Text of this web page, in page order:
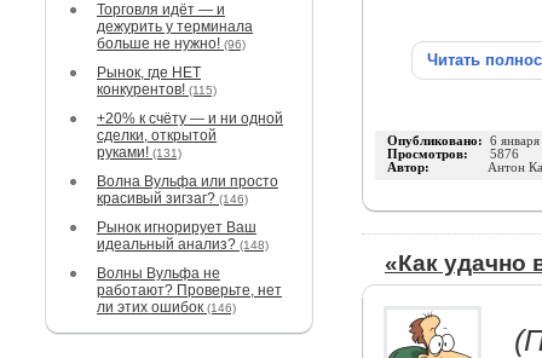
Торговля идёт — и
дежурить у терминала
больше не нужно! (96)
Рынок, где НЕТ
конкурентов! (115)
+20% к счёту — и ни одной
сделки, открытой
руками! (131)
Волна Вульфа или просто
красивый зигзаг? (146)
Рынок игнорирует Ваш
идеальный анализ? (148)
Волны Вульфа не
работают? Проверьте, нет
ли этих ошибок (146)
Читать
Опубликовано: 6
Просмотров: 5876
Автор: Антон
«Как удачно